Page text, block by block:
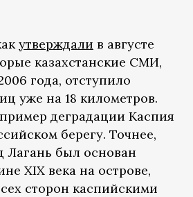
утверждали в августе
казахстанские СМИ,
года, отступило
уже на 18 километров.
деградации Каспия
берегу. Точнее,
Лагань был основан
XIX века на острове,
сторон каспийскими